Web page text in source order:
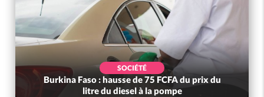
SOCIÉTÉ
Burkina Faso : hausse de 75 FCFA du prix du
litre du diesel à la pompe